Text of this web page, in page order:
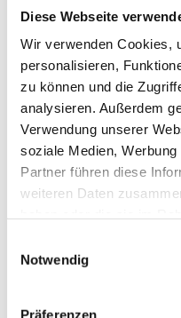
Diese Webseite
Wir verwenden Cookies,
personalisieren,
zu können und die
analysieren. Außerdem
Verwendung unserer
soziale Medien,
Partner führen diese
weiteren Daten
Notwendig
Präferenzen